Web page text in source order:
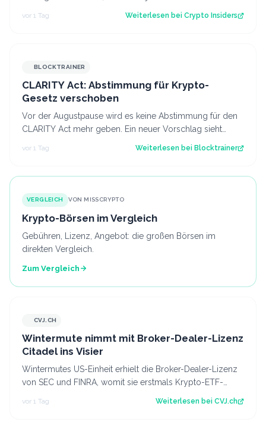
vor 1 Tag Weiterlesen bei Crypto Insiders
BLOCKTRAINER
CLARITY Act: Abstimmung für Krypto-
Gesetz verschoben
Vor der Augustpause wird es keine Abstimmung für den
CLARITY Act mehr geben. Ein neuer Vorschlag sieht
derweil vor, dass Trump bestimmte Kry…
vor 1 Tag Weiterlesen bei Blocktrainer
VERGLEICH VON MISSCRYPTO
Krypto-Börsen im Vergleich
Gebühren, Lizenz, Angebot: die großen Börsen im
direkten Vergleich.
Zum Vergleich
CVJ.CHCVJ.CH
Wintermute nimmt mit Broker-Dealer-Lizenz
Citadel ins Visier
Wintermutes US-Einheit erhielt die Broker-Dealer-Lizenz
von SEC und FINRA, womit sie erstmals Krypto-ETF-
vor 1 Tag Weiterlesen bei CVJ.ch